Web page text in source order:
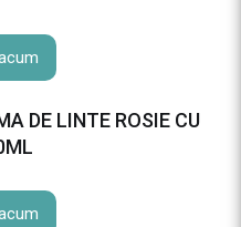
DE LINTE ROSIE CU